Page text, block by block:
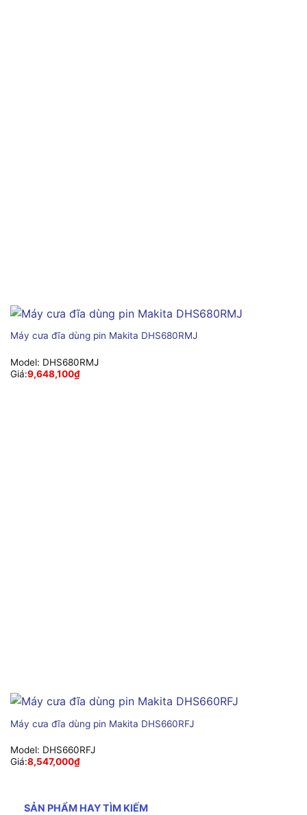
Máy cưa đĩa dùng pin Makita DHS680RMJ
Model: DHS680RMJ
Giá:9,648,100₫
Máy cưa đĩa dùng pin Makita DHS660RFJ
Model: DHS660RFJ
Giá:8,547,000₫
SẢN PHẨM HAY TÌM KIẾM